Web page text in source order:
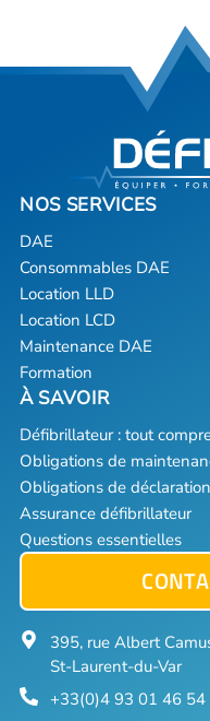
DAE
Consommables DAE
Location LLD
Location LCD
Maintenance DAE
Formation
Défibrillateur : tout
Obligations de
Obligations de
Assurance défibrillateur
Questions essentielles
395, rue Albert
St-Laurent-du-Var
+33(0)4 93 01 46 54